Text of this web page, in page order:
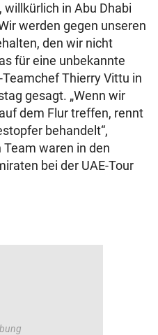
in Abu Dhabi
werden gegen unseren
den wir nicht
für eine unbekannte
Thierry Vittu in
gesagt. „Wenn wir
dem Flur treffen, rennt
behandelt“,
waren in den
bei der UAE-Tour